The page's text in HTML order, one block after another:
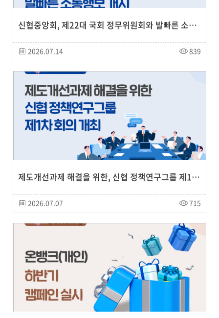
신협중앙회, 제22대 국회 정무위원회와 발빠른 소통행보 개시
2026.07.14 839
제도개선과제 해결을 위한, 신협 정책연구그룹 제1차 회의 개최
2026.07.07 715